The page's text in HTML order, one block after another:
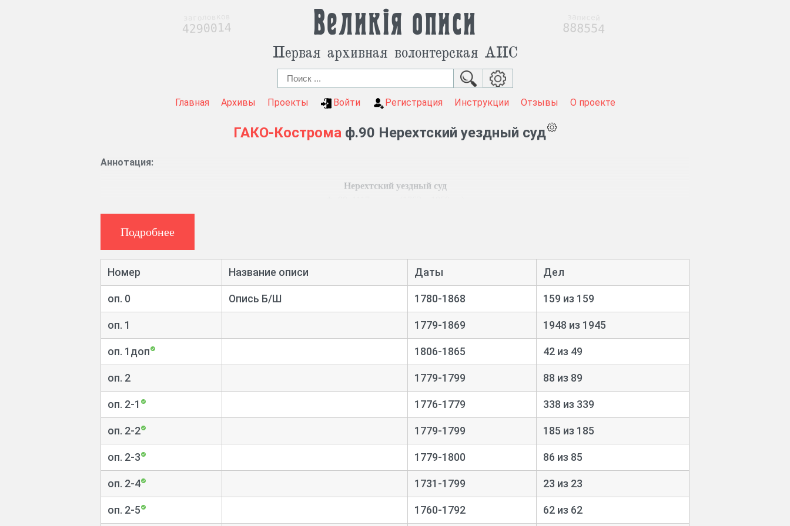
Великія описи
Первая архивная волонтерская АИС
Главная Архивы Проекты Войти Регистрация Инструкции Отзывы О проекте
ГАКО-Кострома ф.90 Нерехтский уездный суд
Аннотация:
Нерехтский уездный суд
Указы и предписания губернского правления и палаты гражданского суда.
Журналы заседаний суда.
Подробнее
Номер Название описи Даты Дел
оп. 0 Опись Б/Ш 1780-1868 159 из 159
оп. 1 1779-1869 1948 из 1945
оп. 1доп 1806-1865 42 из 49
оп. 2 1779-1799 88 из 89
оп. 2-1 1776-1779 338 из 339
оп. 2-2 1779-1799 185 из 185
оп. 2-3 1779-1800 86 из 85
оп. 2-4 1731-1799 23 из 23
оп. 2-5 1760-1792 62 из 62
4290014 888554